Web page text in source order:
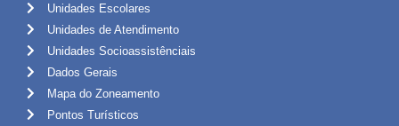
Unidades Escolares
Unidades de Atendimento
Unidades Socioassistênciais
Dados Gerais
Mapa do Zoneamento
Pontos Turísticos